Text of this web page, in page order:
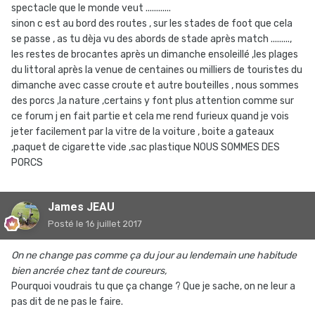
spectacle que le monde veut ............
sinon c est au bord des routes , sur les stades de foot que cela
se passe , as tu dèja vu des abords de stade après match .........,
les restes de brocantes après un dimanche ensoleillé ,les plages
du littoral après la venue de centaines ou milliers de touristes du
dimanche avec casse croute et autre bouteilles , nous sommes
des porcs ,la nature ,certains y font plus attention comme sur
ce forum j en fait partie et cela me rend furieux quand je vois
jeter facilement par la vitre de la voiture , boite a gateaux
,paquet de cigarette vide ,sac plastique NOUS SOMMES DES
PORCS
James JEAU
Posté le 16 juillet 2017
On ne change pas comme ça du jour au lendemain une habitude
bien ancrée chez tant de coureurs,
Pourquoi voudrais tu que ça change ? Que je sache, on ne leur a
pas dit de ne pas le faire.